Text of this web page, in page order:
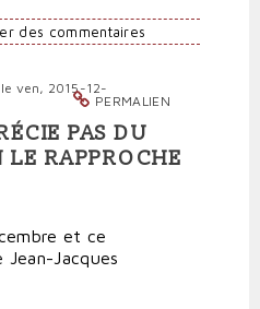
des commentaires
PERMALIEN
le ven, 2015-12-
PAS DU
RAPPROCHE
et ce
Jacques